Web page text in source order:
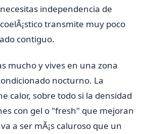
independencia de
transmite muy poco
contiguo.
mucho y vives en una zona
nocturno. La
calor, sobre todo si la densidad
con gel o "fresh" que mejoran
a ser mÃ¡s caluroso que un